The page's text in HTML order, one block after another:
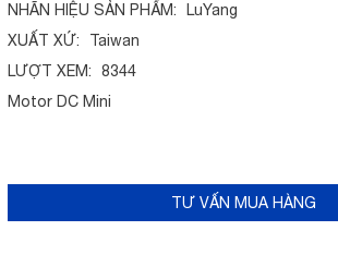
NHÃN HIỆU SẢN PHẨM:
LuYang
XUẤT XỨ:
Taiwan
LƯỢT XEM:
8344
Motor DC Mini
TƯ VẤN MUA HÀNG